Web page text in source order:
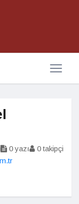
0 yazı
0 takipçi